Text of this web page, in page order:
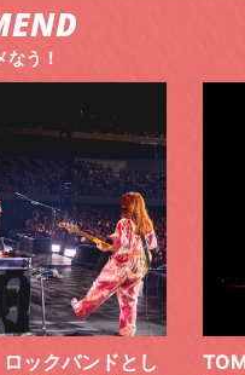
なう！
ックバンドとし